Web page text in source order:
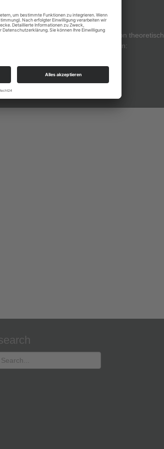
breit gefächert und reicht von
in folgende Bereiche einteilen:
•
Gebiet •